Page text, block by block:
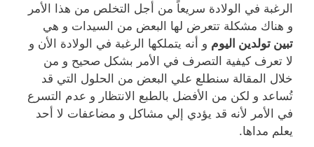
الرغبة في الولادة سريعاً من أجل التخلص من هذا الأمر
و هناك مشكلة تتعرض لها البعض من السيدات و هي
تبين تولدين اليوم و أنه يتملكها الرغبة في الولادة الأن و
لا تعرف كيفية التصرف في الأمر بشكل صحيح و من
خلال المقالة سنطلع علي البعض من الحلول التي قد
تُساعد و لكن من الأفضل بالطبع الانتظار و عدم التسرع
في الأمر لأنه قد يؤدي إلي مشاكل و مضاعفات لا أحد
يعلم مداها.